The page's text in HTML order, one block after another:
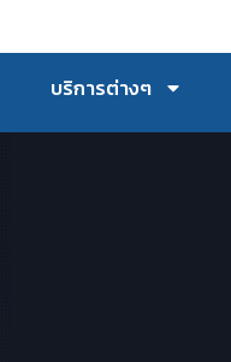
บริการต่างๆ